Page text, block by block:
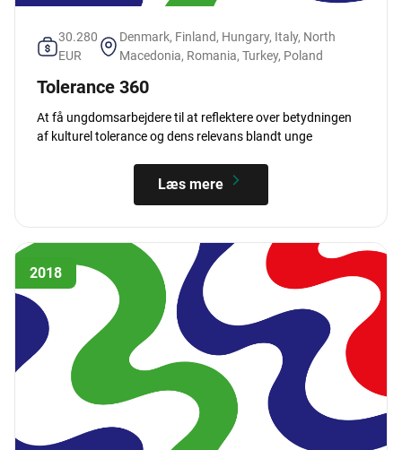
30.280
EUR
Denmark, Finland, Hungary, Italy, North
Macedonia, Romania, Turkey, Poland
Tolerance 360
At få ungdomsarbejdere til at reflektere over betydningen
af kulturel tolerance og dens relevans blandt unge
Læs mere
2018